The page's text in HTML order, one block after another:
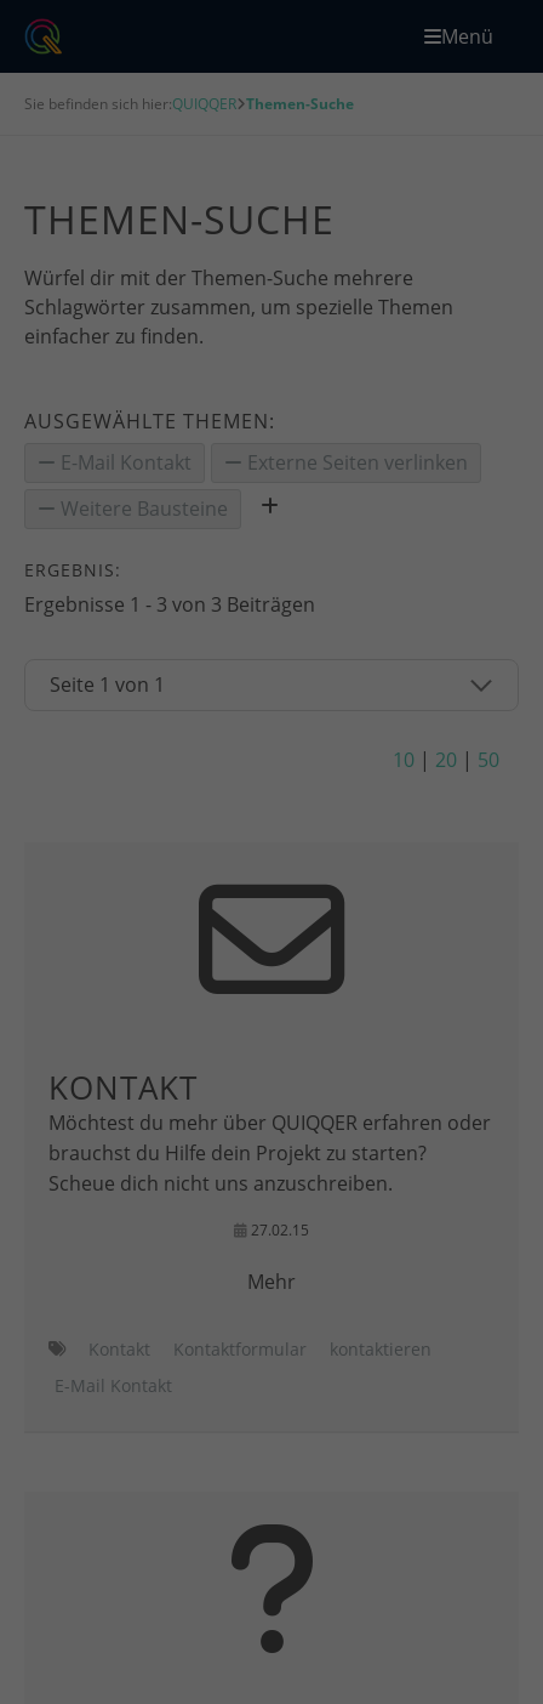
Menü
Sie befinden sich hier:QUIQQER Themen-Suche
THEMEN-SUCHE
Würfel dir mit der Themen-Suche mehrere
Schlagwörter zusammen, um spezielle Themen
einfacher zu finden.
AUSGEWÄHLTE THEMEN:
E-Mail Kontakt
Externe Seiten verlinken
Weitere Bausteine
ERGEBNIS:
Ergebnisse 1 - 3 von 3 Beiträgen
10 | 20 | 50
KONTAKT
Möchtest du mehr über QUIQQER erfahren oder
brauchst du Hilfe dein Projekt zu starten?
Scheue dich nicht uns anzuschreiben.
27.02.15
Mehr
Kontakt Kontaktformular
kontaktieren
E-Mail Kontakt